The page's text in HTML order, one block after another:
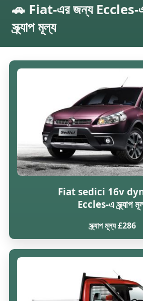
🚗 Fiat-এর জন্য Eccles-এ
স্ক্র্যাপ মূল্য
Fiat sedici 16v
Eccles-এ স্ক্র্যাপ
স্ক্র্যাপ মূল্য £286